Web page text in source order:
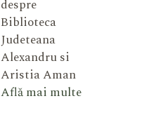
despre
Biblioteca
Judeteana
Alexandru si
Aristia Aman
Află mai multe